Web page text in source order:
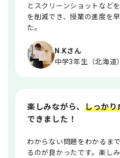
N.Kさん
中学3年生（北海道）
とスクリーンショットなど
を削減でき、授業の進度を
た。
楽しみながら、 しっかり
できました！
わからない問題をわかるま
るのが良かったです。楽し